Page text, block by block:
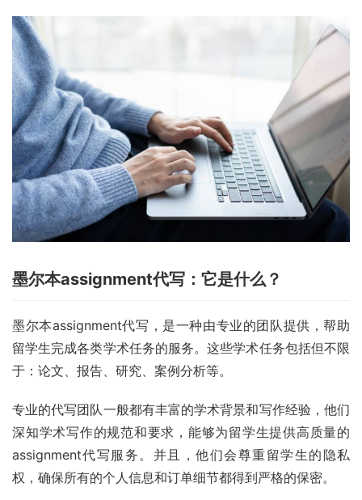
墨尔本assignment代写：它是什么？
墨尔本assignment代写，是一种由专业的团队提供，帮助
留学生完成各类学术任务的服务。这些学术任务包括但不限
于：论文、报告、研究、案例分析等。
专业的代写团队一般都有丰富的学术背景和写作经验，他们
深知学术写作的规范和要求，能够为留学生提供高质量的
assignment代写服务。并且，他们会尊重留学生的隐私
权，确保所有的个人信息和订单细节都得到严格的保密。